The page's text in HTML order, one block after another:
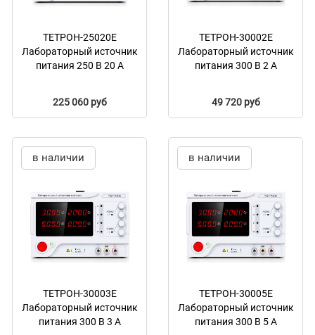
ТЕТРОН-25020Е
Лабораторный источник
питания 250 В 20 А
225 060 руб
ТЕТРОН-30002Е
Лабораторный источник
питания 300 В 2 А
49 720 руб
в наличии
ТЕТРОН-30003Е
Лабораторный источник
питания 300 В 3 А
в наличии
ТЕТРОН-30005Е
Лабораторный источник
питания 300 В 5 А